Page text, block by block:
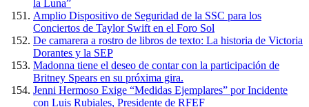
la Luna”
Amplio Dispositivo de Seguridad de la SSC para los
Conciertos de Taylor Swift en el Foro Sol
De camarera a rostro de libros de texto: La historia de Victoria
Dorantes y la SEP
Madonna tiene el deseo de contar con la participación de
Britney Spears en su próxima gira.
Jenni Hermoso Exige “Medidas Ejemplares” por Incidente
con Luis Rubiales, Presidente de RFEF